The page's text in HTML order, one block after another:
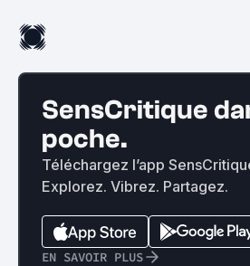
SensCritique
poche.
Téléchargez l’app
Explorez. Vibrez. Partagez.
EN SAVOIR PLUS